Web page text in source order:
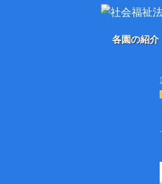
各園の紹介